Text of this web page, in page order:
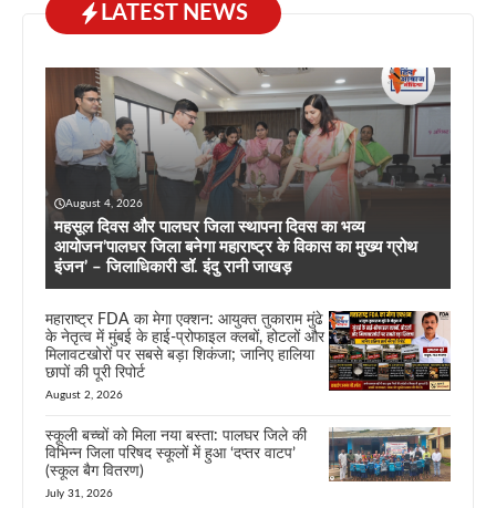
LATEST NEWS
August 4, 2026
महसूल दिवस और पालघर जिला स्थापना दिवस का भव्य
आयोजन’पालघर जिला बनेगा महाराष्ट्र के विकास का मुख्य ग्रोथ
इंजन’ – जिलाधिकारी डॉ. इंदु रानी जाखड़
महाराष्ट्र FDA का मेगा एक्शन: आयुक्त तुकाराम मुंढे
के नेतृत्व में मुंबई के हाई-प्रोफाइल क्लबों, होटलों और
मिलावटखोरों पर सबसे बड़ा शिकंजा; जानिए हालिया
छापों की पूरी रिपोर्ट
August 2, 2026
स्कूली बच्चों को मिला नया बस्ता: पालघर जिले की
विभिन्न जिला परिषद स्कूलों में हुआ ‘दप्तर वाटप’
(स्कूल बैग वितरण)
July 31, 2026